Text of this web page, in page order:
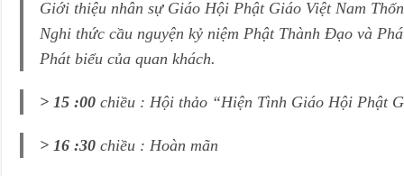
Giới thiệu nhân sự Giáo Hội Phật Giáo Việt Nam
Nghi thức cầu nguyện kỷ niệm Phật Thành Đạo và
Phát biểu của quan khách.
> 15 :00 chiều : Hội thảo “Hiện Tình Giáo Hội Phật
> 16 :30 chiều : Hoàn mãn